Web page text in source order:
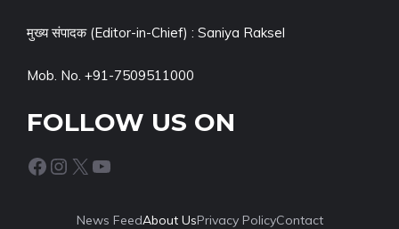
मुख्य संपादक (Editor-in-Chief) : Saniya Raksel
Mob. No. +91-7509511000
FOLLOW US ON
Facebook Instagram X YouTube
News FeedAbout UsPrivacy PolicyContact